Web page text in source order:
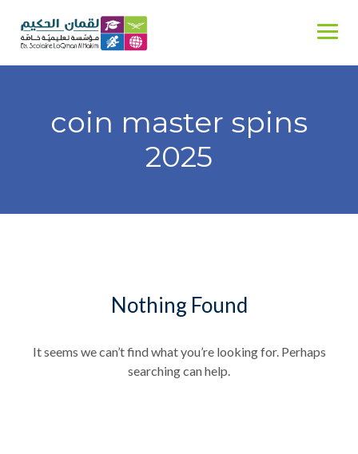
content
coin master spins
2025
Nothing Found
It seems we can’t find what you’re looking for. Perhaps
searching can help.